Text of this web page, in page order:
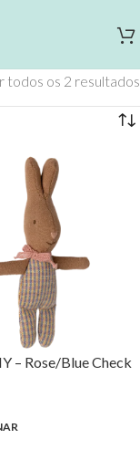
todos os 2 resultados
– Rose/Blue Check